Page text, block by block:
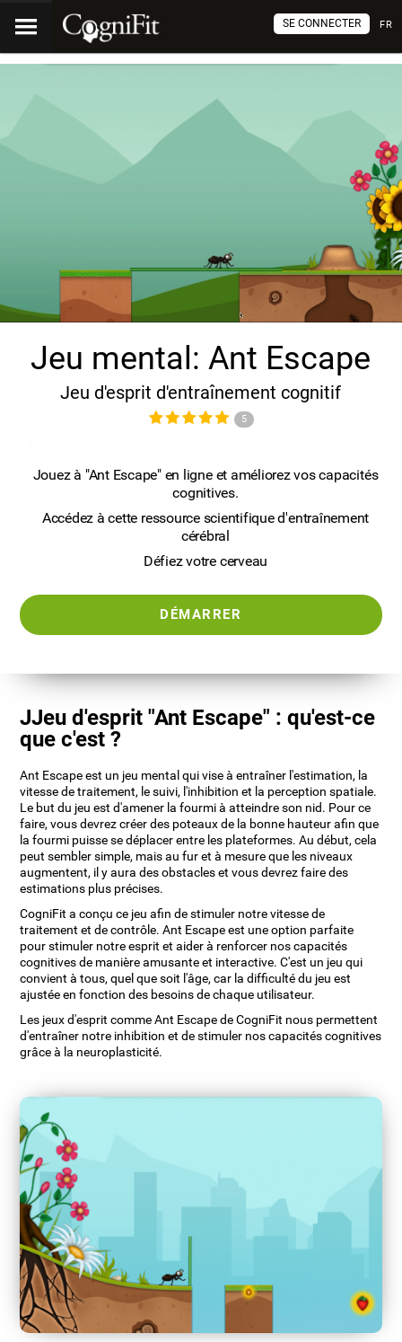
FR
SE CONNECTER
Jeu mental: Ant Escape
Jeu d'esprit d'entraînement cognitif
5
Jouez à "Ant Escape" en ligne et améliorez vos capacités
cognitives.
Accédez à cette ressource scientifique d'entraînement
cérébral
Défiez votre cerveau
DÉMARRER
JJeu d'esprit "Ant Escape" : qu'est-ce
que c'est ?
Ant Escape est un jeu mental qui vise à entraîner l'estimation, la
vitesse de traitement, le suivi, l'inhibition et la perception spatiale.
Le but du jeu est d'amener la fourmi à atteindre son nid. Pour ce
faire, vous devrez créer des poteaux de la bonne hauteur afin que
la fourmi puisse se déplacer entre les plateformes. Au début, cela
peut sembler simple, mais au fur et à mesure que les niveaux
augmentent, il y aura des obstacles et vous devrez faire des
estimations plus précises.
CogniFit a conçu ce jeu afin de stimuler notre vitesse de
traitement et de contrôle. Ant Escape est une option parfaite
pour stimuler notre esprit et aider à renforcer nos capacités
cognitives de manière amusante et interactive. C'est un jeu qui
convient à tous, quel que soit l'âge, car la difficulté du jeu est
ajustée en fonction des besoins de chaque utilisateur.
Les jeux d'esprit comme Ant Escape de CogniFit nous permettent
d'entraîner notre inhibition et de stimuler nos capacités cognitives
grâce à la neuroplasticité.